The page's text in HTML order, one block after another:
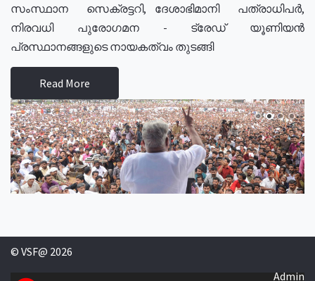
സംസ്ഥാന സെക്രട്ടറി, ദേശാഭിമാനി പത്രാധിപർ,
നിരവധി പുരോഗമന - ട്രേഡ് യൂണിയൻ
പ്രസ്ഥാനങ്ങളുടെ നായകത്വം തുടങ്ങി
Read More
© VSF@ 2026
Admin